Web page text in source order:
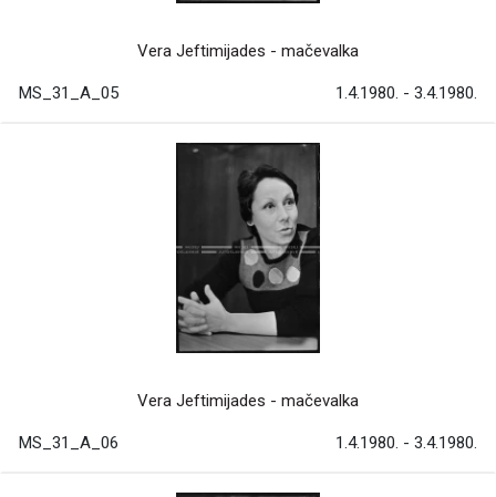
Vera Jeftimijades - mačevalka
MS_31_A_05 1.4.1980. - 3.4.1980.
Vera Jeftimijades - mačevalka
MS_31_A_06 1.4.1980. - 3.4.1980.